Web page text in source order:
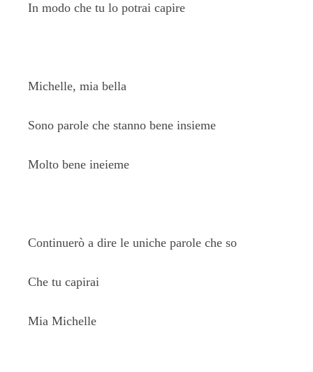
In modo che tu lo potrai capire
Michelle, mia bella
Sono parole che stanno bene insieme
Molto bene ineieme
Continuerò a dire le uniche parole che so
Che tu capirai
Mia Michelle